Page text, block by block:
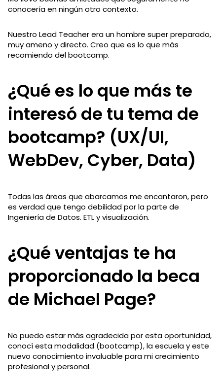
conocería en ningún otro contexto.
Nuestro Lead Teacher era un hombre super preparado,
muy ameno y directo. Creo que es lo que más
recomiendo del bootcamp.
¿Qué es lo que más te
interesó de tu tema de
bootcamp? (UX/UI,
WebDev, Cyber, Data)
Todas las áreas que abarcamos me encantaron, pero
es verdad que tengo debilidad por la parte de
Ingeniería de Datos. ETL y visualización.
¿Qué ventajas te ha
proporcionado la beca
de Michael Page?
No puedo estar más agradecida por esta oportunidad,
conocí esta modalidad (bootcamp), la escuela y este
nuevo conocimiento invaluable para mi crecimiento
profesional y personal.